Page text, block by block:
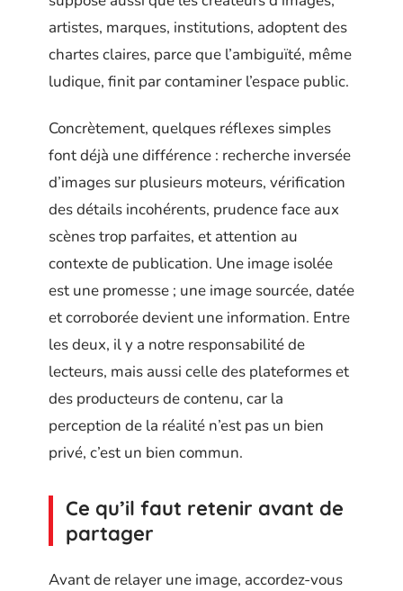
artistes, marques, institutions, adoptent des
chartes claires, parce que l’ambiguïté, même
ludique, finit par contaminer l’espace public.
Concrètement, quelques réflexes simples
font déjà une différence : recherche inversée
d’images sur plusieurs moteurs, vérification
des détails incohérents, prudence face aux
scènes trop parfaites, et attention au
contexte de publication. Une image isolée
est une promesse ; une image sourcée, datée
et corroborée devient une information. Entre
les deux, il y a notre responsabilité de
lecteurs, mais aussi celle des plateformes et
des producteurs de contenu, car la
perception de la réalité n’est pas un bien
privé, c’est un bien commun.
Ce qu’il faut retenir avant de
partager
Avant de relayer une image, accordez-vous